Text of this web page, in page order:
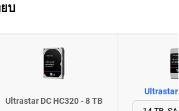
บ
Ultrastar DC HC320 - 8 TB
Ultrastar